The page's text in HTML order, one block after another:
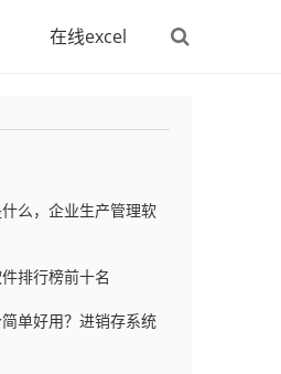
在线excel
么，企业生产管理软
排行榜前十名
单好用？进销存系统